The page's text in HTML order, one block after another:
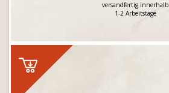
versandfertig innerhalb
1-2 Arbeitstage